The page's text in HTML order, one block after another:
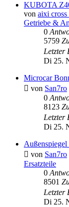
KUBOTA
von aixi cross
Getriebe &
0
5759
Letzter
Di 25.
Microcar
von San7ro
0
8123
Letzter
Di 25.
von San7ro
Ersatzteile
0
8501
Letzter
Di 25.